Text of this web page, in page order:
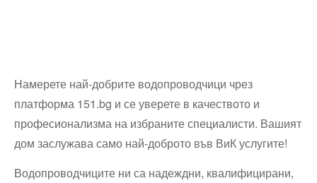
Намерете най-добрите водопроводчици чрез
платформа 151.bg и се уверете в качеството и
професионализма на избраните специалисти. Вашият
дом заслужава само най-доброто във ВиК услугите!
Водопроводчиците ни са надеждни, квалифицирани,